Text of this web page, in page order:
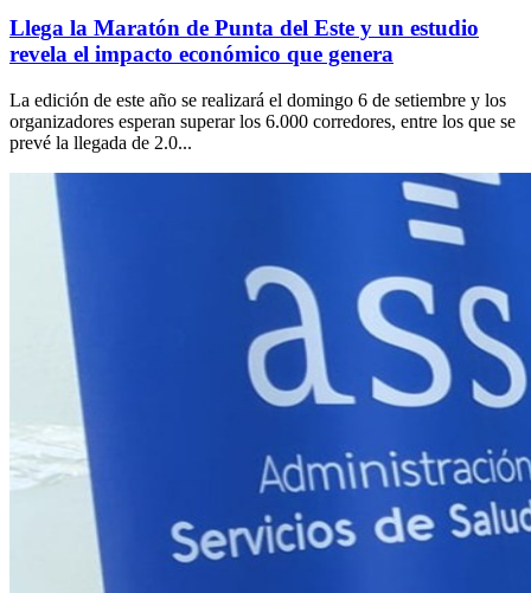
Llega la Maratón de Punta del Este y un estudio
revela el impacto económico que genera
La edición de este año se realizará el domingo 6 de setiembre y los
organizadores esperan superar los 6.000 corredores, entre los que se
prevé la llegada de 2.0...